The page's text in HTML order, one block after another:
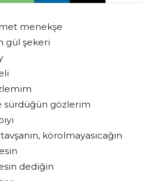
menekşe
gül şekeri
sürdüğün gözlerim
körolmayasıcağın
dediğin